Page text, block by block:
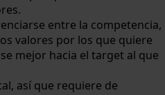
entre la competencia,
valores por los que quiere
mejor hacia el target al que
así que requiere de